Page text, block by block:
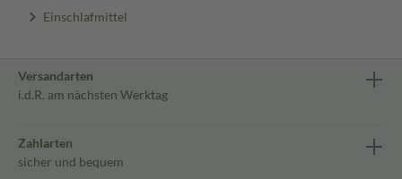
Einschlafmittel
Versandarten
i.d.R. am nächsten Werktag
Zahlarten
sicher und bequem